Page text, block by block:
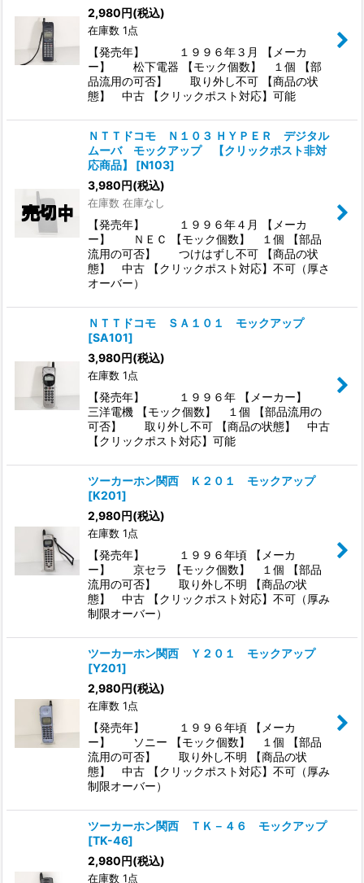
2,980円(税込)
在庫数 1点
【発売年】 １９９６年３月 【メーカ
ー】 松下電器 【モック個数】 １個 【部
品流用の可否】 取り外し不可 【商品の状
態】 中古 【クリックポスト対応】可能
ＮＴＴドコモ Ｎ１０３ ＨＹＰＥＲ デジタル
ムーバ モックアップ 【クリックポスト非対
応商品】
[N103]
3,980円(税込)
在庫数 在庫なし
【発売年】 １９９６年４月 【メーカ
ー】 ＮＥＣ 【モック個数】 １個 【部品
流用の可否】 つけはずし不可 【商品の状
態】 中古 【クリックポスト対応】不可（厚さ
オーバー）
ＮＴＴドコモ ＳＡ１０１ モックアップ
[SA101]
3,980円(税込)
在庫数 1点
【発売年】 １９９６年 【メーカー】
三洋電機 【モック個数】 １個 【部品流用の
可否】 取り外し不可 【商品の状態】 中古
【クリックポスト対応】可能
ツーカーホン関西 Ｋ２０１ モックアップ
[K201]
2,980円(税込)
在庫数 1点
【発売年】 １９９６年頃 【メーカ
ー】 京セラ 【モック個数】 １個 【部品
流用の可否】 取り外し不明 【商品の状
態】 中古 【クリックポスト対応】不可（厚み
制限オーバー）
ツーカーホン関西 Ｙ２０１ モックアップ
[Y201]
2,980円(税込)
在庫数 1点
【発売年】 １９９６年頃 【メーカ
ー】 ソニー 【モック個数】 １個 【部品
流用の可否】 取り外し不明 【商品の状
態】 中古 【クリックポスト対応】不可（厚み
制限オーバー）
ツーカーホン関西 ＴＫ－４６ モックアップ
[TK-46]
2,980円(税込)
在庫数 1点